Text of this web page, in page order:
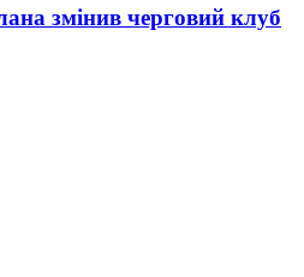
змінив черговий клуб